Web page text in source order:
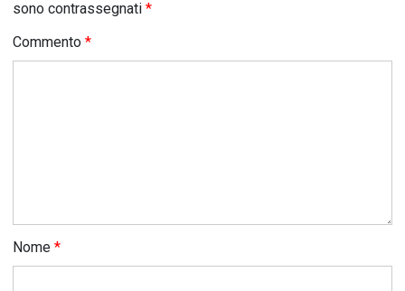
sono contrassegnati *
Commento *
Nome *